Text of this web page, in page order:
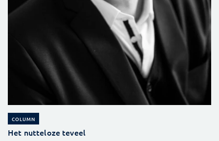
COLUMN
Het nutteloze teveel